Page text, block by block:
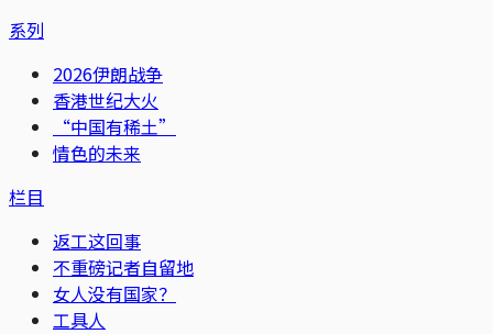
系列
2026伊朗战争
香港世纪大火
“中国有稀土”
情色的未来
栏目
返工这回事
不重磅记者自留地
女人没有国家？
工具人